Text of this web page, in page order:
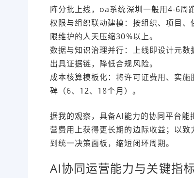
阵分批上线，oa系统深圳一般用4-6周
权限与组织联动建模：按组织、项目
限维护的人天压缩30%以上。
数据与知识治理并行：上线即设计元
出具证据链，降低合规风险。
成本核算模板化：将许可证费用、实
碑（6、12、18个月）。
据我的观察，具备AI能力的协同平台
营费用上获得更长期的边际收益；以
到统一决策面板，缩短闭环周期。
AI协同运营能力与关键指